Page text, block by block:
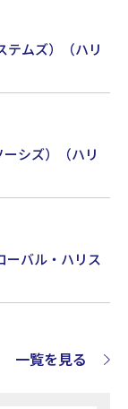
テムズ）（ハリ
ーシズ）（ハリ
ーバル・ハリス
一覧を見る